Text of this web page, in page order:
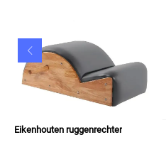
Eikenhouten ruggenrechter